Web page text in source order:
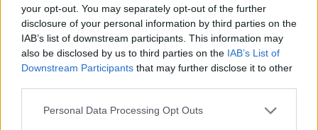
your opt-out. You may separately opt-out of the further
disclosure of your personal information by third parties on the
IAB’s list of downstream participants. This information may
also be disclosed by us to third parties on the IAB’s List of
Downstream Participants that may further disclose it to other
Please note that this website/app uses one or more Google
Personal Data Processing Opt Outs
tudatalattiból eredő, apró gesztusokat, testbeszéd-
szótöveket sző össze: nyugtalan, vagy erőfitogtató
ingujjhúzkodást, nyakkendő-igazgatást, ruhapánt-
rendezgetést, meg tikkelő rángást, zavart grimaszt. A
szövedékből aztán magatartás, majd karakter épül. Bora
Gábor dörzsölt gengszter, az a fajta, aki bárkinek, lábon és